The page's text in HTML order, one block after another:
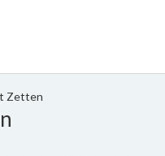
Zetten